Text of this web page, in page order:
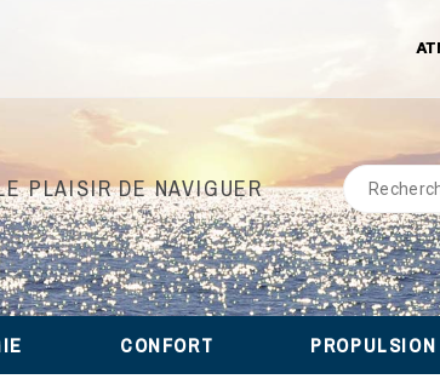
PLAISIR DE NAVIGUER
CONFORT PROPULSION